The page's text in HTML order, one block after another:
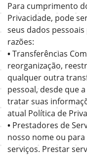
Para cumprimento
Privacidade, pode
seus dados
razões:
•Transferências
reorganização,
qualquer outra
pessoal, desde que
tratar suas
atual Política de
• Prestadores de
nosso nome ou
serviços. Prestar